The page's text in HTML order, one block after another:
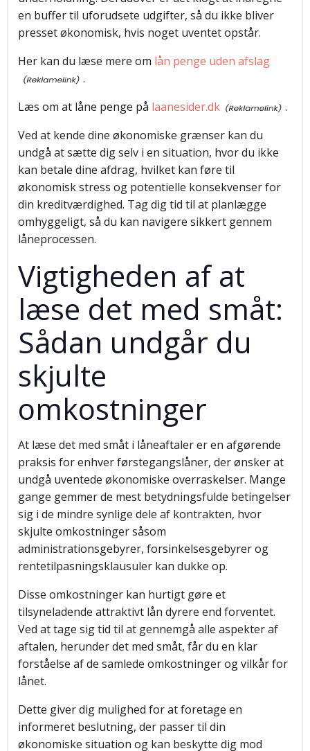
en buffer til uforudsete udgifter, så du ikke bliver
presset økonomisk, hvis noget uventet opstår.
Her kan du læse mere om lån penge uden afslag
.
Læs om at låne penge på laanesider.dk
.
Ved at kende dine økonomiske grænser kan du
undgå at sætte dig selv i en situation, hvor du ikke
kan betale dine afdrag, hvilket kan føre til
økonomisk stress og potentielle konsekvenser for
din kreditværdighed. Tag dig tid til at planlægge
omhyggeligt, så du kan navigere sikkert gennem
låneprocessen.
Vigtigheden af at
læse det med småt:
Sådan undgår du
skjulte
omkostninger
At læse det med småt i låneaftaler er en afgørende
praksis for enhver førstegangslåner, der ønsker at
undgå uventede økonomiske overraskelser. Mange
gange gemmer de mest betydningsfulde betingelser
sig i de mindre synlige dele af kontrakten, hvor
skjulte omkostninger såsom
administrationsgebyrer, forsinkelsesgebyrer og
rentetilpasningsklausuler kan dukke op.
Disse omkostninger kan hurtigt gøre et
tilsyneladende attraktivt lån dyrere end forventet.
Ved at tage sig tid til at gennemgå alle aspekter af
aftalen, herunder det med småt, får du en klar
forståelse af de samlede omkostninger og vilkår for
lånet.
Dette giver dig mulighed for at foretage en
informeret beslutning, der passer til din
økonomiske situation og kan beskytte dig mod